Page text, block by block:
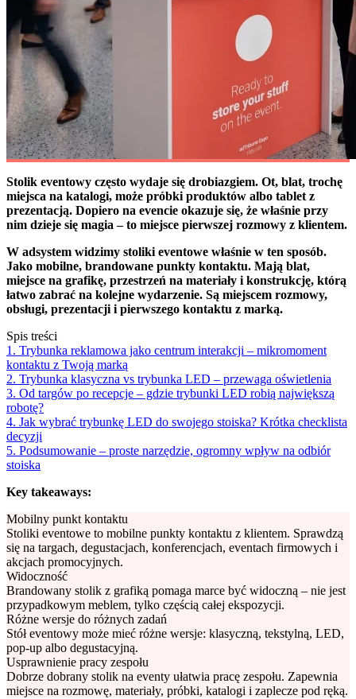
Stolik eventowy często wydaje się drobiazgiem. Ot, blat, trochę
miejsca na katalogi, może próbki produktów albo tablet z
prezentacją. Dopiero na evencie okazuje się, że właśnie przy
nim dzieje się magia – to miejsce pierwszej rozmowy z klientem.
W adsystem widzimy stoliki eventowe właśnie w ten sposób.
Jako mobilne, brandowane punkty kontaktu. Mają blat,
miejsce na grafikę, przestrzeń na materiały i konstrukcję, którą
łatwo zabrać na kolejne wydarzenie. Są miejscem rozmowy,
obsługi, prezentacji i pierwszego kontaktu z marką.
Spis treści
1. Trybunka reklamowa jako centrum interakcji – mikromoment
kontaktu z Twoją marką
2. Trybunka klasyczna vs trybunka LED – przewaga oświetlenia
3. Od targów po recepcje – gdzie trybunki LED robią największą
robotę?
4. Jak wybrać trybunkę LED do swojego stoiska? Krótka checklista
decyzji
5. Podsumowanie – proste narzędzie, ogromny wpływ na odbiór
stoiska
Key takeaways:
Mobilny punkt kontaktu
Stoliki eventowe to mobilne punkty kontaktu z klientem. Sprawdzą
się na targach, degustacjach, konferencjach, eventach firmowych i
akcjach promocyjnych.
Widoczność
Brandowany stolik z grafiką pomaga marce być widoczną – nie jest
przypadkowym meblem, tylko częścią całej ekspozycji.
Różne wersje do różnych zadań
Stół eventowy może mieć różne wersje: klasyczną, tekstylną, LED,
pop-up albo degustacyjną.
Usprawnienie pracy zespołu
Dobrze dobrany stolik na eventy ułatwia pracę zespołu. Zapewnia
miejsce na rozmowę, materiały, próbki, katalogi i zaplecze pod ręką.